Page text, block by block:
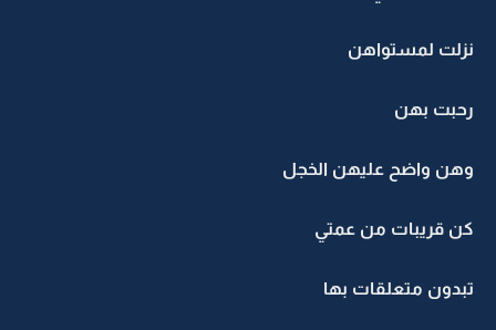
نزلت لمستواهن
رحبت بهن
وهن واضح عليهن الخجل
كن قريبات من عمتي
تبدون متعلقات بها